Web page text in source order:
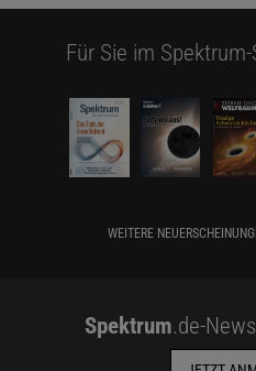
Für Sie im
WEITERE
Spektrum.de-